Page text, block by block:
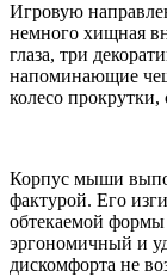
Игровую
немного хищная
глаза, три
напоминающие
колесо
Корпус мыши
фактурой. Его
обтекаемой
эргономичный и
дискомфорта не